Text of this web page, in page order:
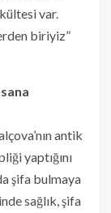
var.
biriyiz”
antik
yaptığını
şifa bulmaya
sağlık, şifa